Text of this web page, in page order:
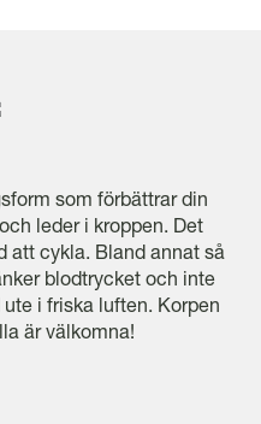
som förbättrar din
leder i kroppen. Det
att cykla. Bland annat så
blodtrycket och inte
i friska luften. Korpen
är välkomna!